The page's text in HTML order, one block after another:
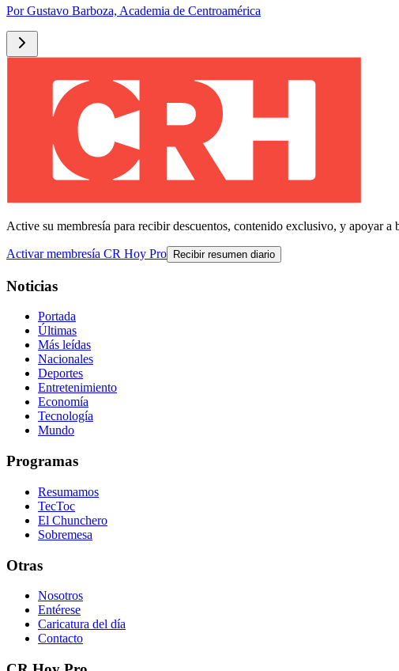
PorGustavo Barboza, Academia de Centroamérica
Active su membresía para recibir descuentos, contenido exclusivo, y apoyar a
Activar membresía CR Hoy Pro Recibir resumen diario
Noticias
Portada
Últimas
Más leídas
Nacionales
Deportes
Entretenimiento
Economía
Tecnología
Mundo
Programas
Resumamos
TecToc
El Chunchero
Sobremesa
Otras
Nosotros
Entérese
Caricatura del día
Contacto